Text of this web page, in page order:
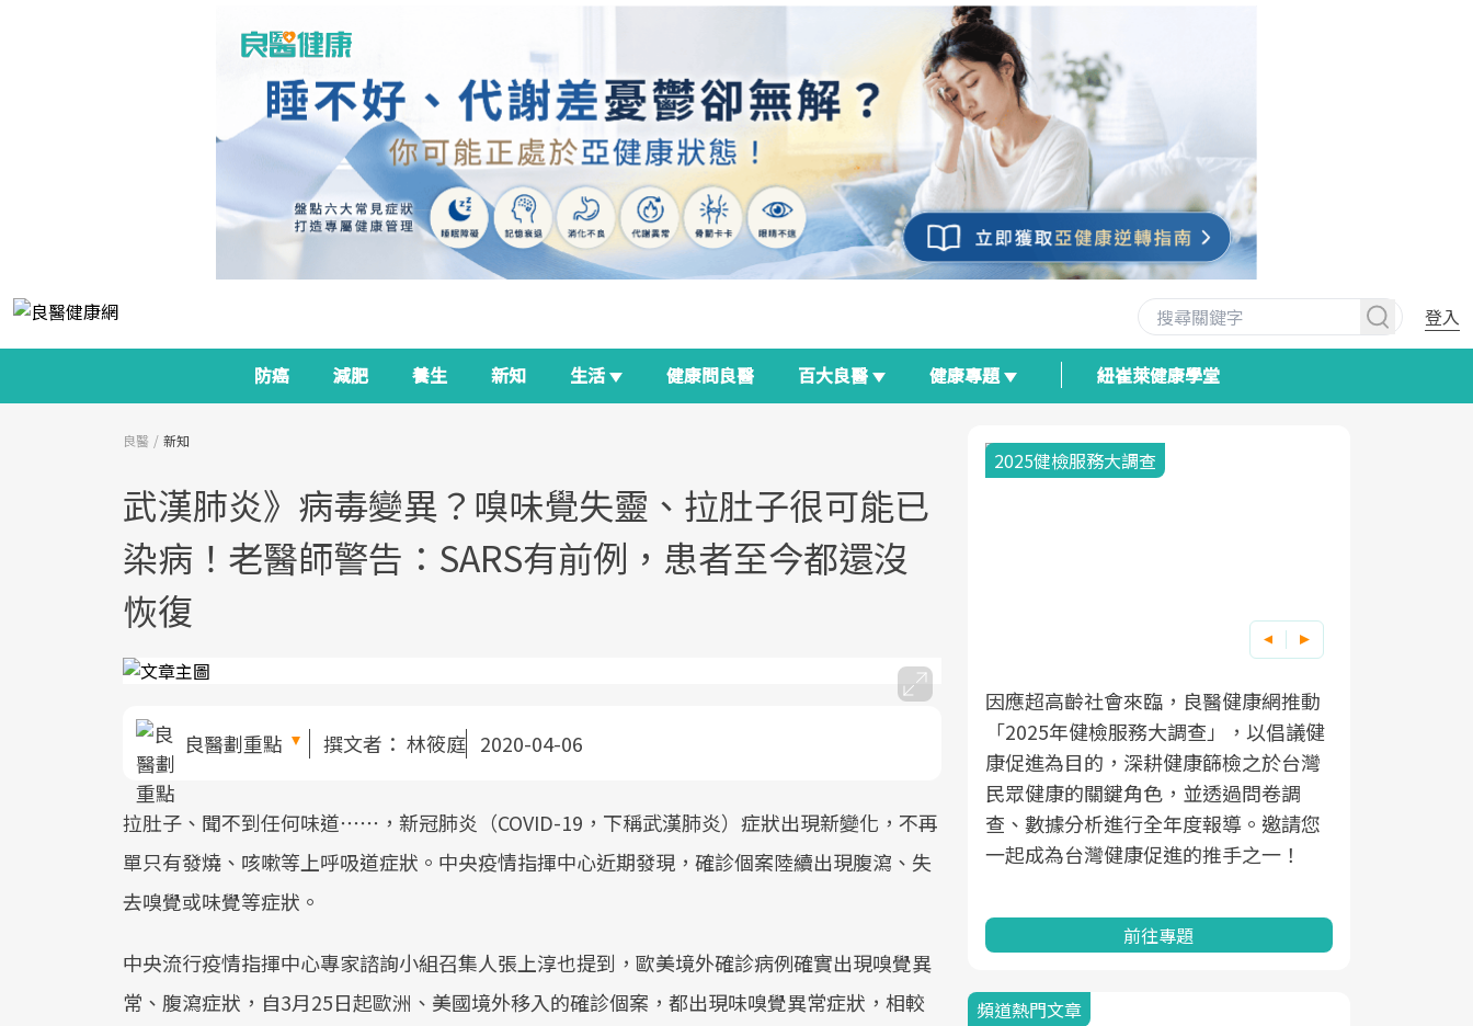
登入
防癌 減肥 養生 新知 生活 健康問良醫 百大良醫 健康專題 紐崔萊健康學堂
良醫 新知
武漢肺炎》病毒變異？嗅味覺失靈、拉肚子很可能已
染病！老醫師警告：SARS有前例，患者至今都還沒
恢復
良醫劃重點 撰文者： 林筱庭 2020-04-06
拉肚子、聞不到任何味道⋯⋯，新冠肺炎（COVID-19，下稱武漢肺炎）症狀出現新變化，不再
單只有發燒、咳嗽等上呼吸道症狀。中央疫情指揮中心近期發現，確診個案陸續出現腹瀉、失
去嗅覺或味覺等症狀。
中央流行疫情指揮中心專家諮詢小組召集人張上淳也提到，歐美境外確診病例確實出現嗅覺異
常、腹瀉症狀，自3月25日起歐洲、美國境外移入的確診個案，都出現味嗅覺異常症狀，相較
面對超高齡社會的浪潮，台灣正在快速
關注的核心議題。然而，健檢不只是醫
療院所的服務，更是民眾了解自身健康
2025年，就到良醫生活祭體驗「一站式
良醫健康網從「換季的身體變化」出
根據不同性別與年齡，帶你找到過去、
2025健檢服務大調查
因應超高齡社會來臨，良醫健康網推動
「2025年健檢服務大調查」，以倡議健
康促進為目的，深耕健康篩檢之於台灣
民眾健康的關鍵角色，並透過問卷調
查、數據分析進行全年度報導。邀請您
一起成為台灣健康促進的推手之一！
前往專題
頻道熱門文章